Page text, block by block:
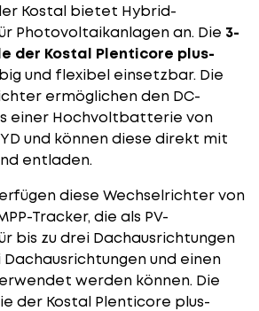
Kostal bietet Hybrid-
Photovoltaikanlagen an. Die 3-
der Kostal Plenticore plus-
und flexibel einsetzbar. Die
ermöglichen den DC-
einer Hochvoltbatterie von
und können diese direkt mit
entladen.
diese Wechselrichter von
Tracker, die als PV-
bis zu drei Dachausrichtungen
und einen
werden können. Die
der Kostal Plenticore plus-